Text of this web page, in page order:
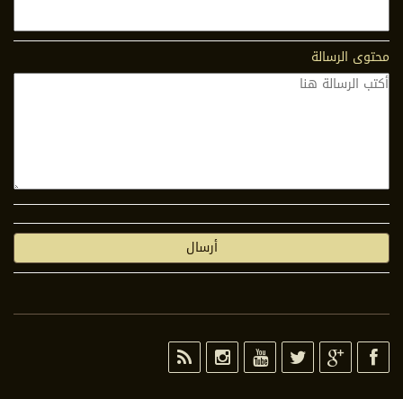
محتوى الرسالة